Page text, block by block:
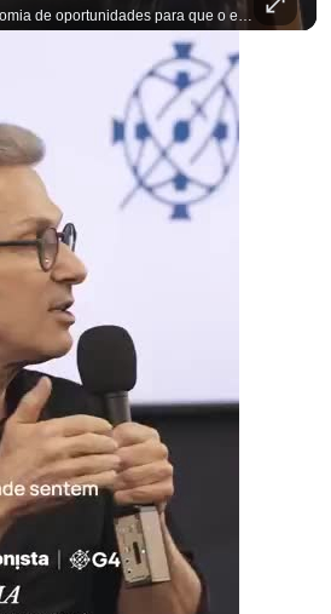
Zema fala sobre uma economia de oportunidades para que o empresário brasileiro não precise sair do país para manter o crescimento do seu negócio. A primeira Sabatina Presidencial em que as perguntas não vieram de assessores, partidos ou jornalistas. Vieram de uma pesquisa com empresários brasileiros. Imposto, juro, custo de contratar. Cada candidato frente a frente com quem move a economia do país. Se você busca informação com credibilidade, inscreva-se agora e ative o